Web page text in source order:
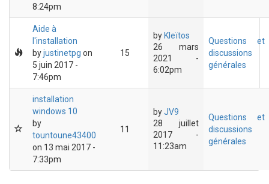
8:24pm
Aide à
l'installation
byjustinetpg on
5 juin 2017 -
7:46pm
15
by Kleïtos
26 mars
2021 -
6:02pm
Questions et
discussions
générales
installation
windows 10
by
tountoune43400
on 13 mai 2017 -
7:33pm
11
byJV9
28 juillet
2017 -
11:23am
Questions et
discussions
générales